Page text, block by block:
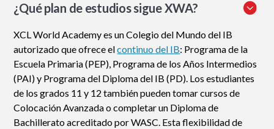
¿Qué plan de estudios sigue XWA?
XCL World Academy es un Colegio del Mundo del IB
autorizado que ofrece elcontinuo del IB: Programa de la
Escuela Primaria (PEP), Programa de los Años Intermedios
(PAI) y Programa del Diploma del IB (PD). Los estudiantes
de los grados 11 y 12 también pueden tomar cursos de
Colocación Avanzada o completar un Diploma de
Bachillerato acreditado por WASC. Esta flexibilidad de